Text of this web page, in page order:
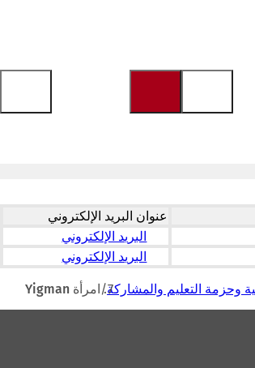
عنوان البريد الإلكتروني
البريد الإلكتروني
البريد الإلكتروني
وحزمة التعليم والمشاركة امرأة Yigman